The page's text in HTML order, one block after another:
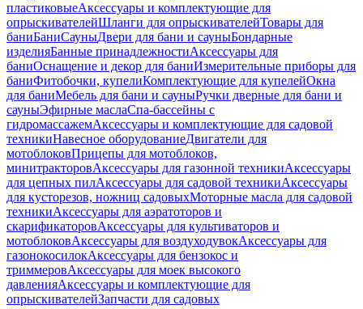
пластиковыеАксессуары и комплектующие для
опрыскивателейШланги для опрыскивателейТовары для
баниБаниСауныДвери для бани и сауныБондарные
изделияБанные принадлежностиАксессуары для
баниОснащение и декор для баниИзмерительные приборы для
баниФитобочки, купелиКомплектующие для купелейОкна
для баниМебель для бани и сауныРучки дверные для бани и
сауныЭфирные маслаСпа-бассейны с
гидромассажемАксессуары и комплектующие для садовой
техникиНавесное оборудованиеДвигатели для
мотоблоковПрицепы для мотоблоков,
минитракторовАксессуары для газонной техникиАксессуары
для цепных пилАксессуары для садовой техникиАксессуары
для кусторезов, ножниц садовыхМоторные масла для садовой
техникиАксессуары для аэратоторов и
скарификаторовАксессуары для культиваторов и
мотоблоковАксессуары для воздуходувокАксессуары для
газонокосилокАксессуары для бензокос и
триммеровАксессуары для моек высокого
давленияАксессуары и комплектующие для
опрыскивателейЗапчасти для садовых